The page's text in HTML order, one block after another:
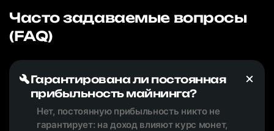
Часто задаваемые вопросы
(FAQ)
Гарантирована ли постоянная
прибыльность майнинга?
Нет, постоянную прибыльность никто не
гарантирует: на доход влияют курс монет,